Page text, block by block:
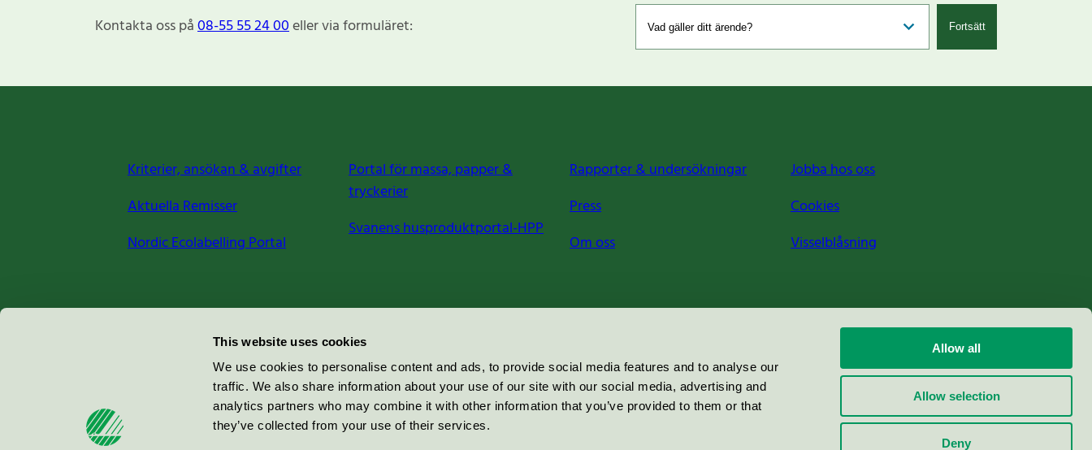
This website uses cookies
We use cookies to personalise content and ads, to provide social media features and to analyse our
traffic. We also share information about your use of our site with our social media, advertising and
analytics partners who may combine it with other information that you’ve provided to them or that
they’ve collected from your use of their services.
Allow all
Allow selection
Deny
Kontakta oss på08-55 55 24 00eller via formuläret: Fortsätt
Kriterier, ansökan & avgifter
Aktuella Remisser
Nordic Ecolabelling Portal
Portal för massa, papper &
tryckerier
Svanens husproduktportal-HPP
Rapporter & undersökningar
Press
Om oss
Jobba hos oss
Cookies
Visselblåsning
Miljömärkning Sverige AB
100 64